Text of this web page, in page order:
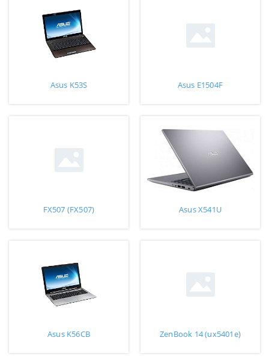
Asus K53S Asus E1504F
FX507 (FX507) Asus X541U
Asus K56CB ZenBook 14 (ux5401e)